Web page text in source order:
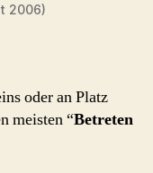
2006)
oder an Platz
meisten “Betreten